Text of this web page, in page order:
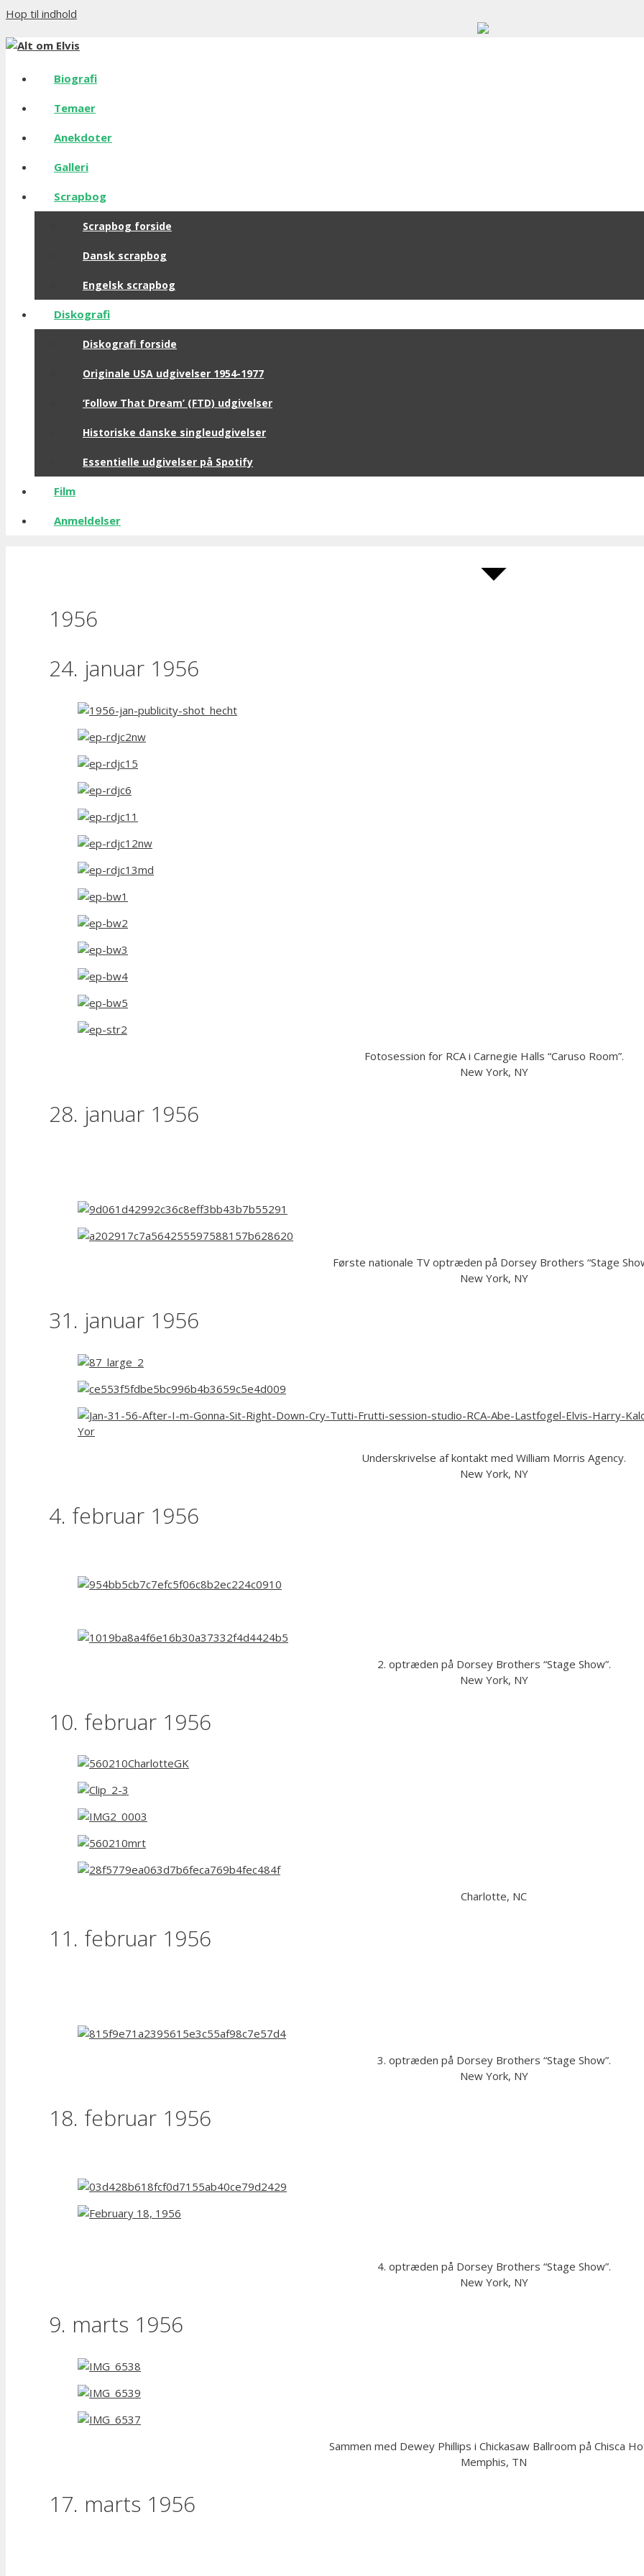
Hop til indhold
Biografi
Temaer
Anekdoter
Galleri
Scrapbog
Scrapbog forside
Dansk scrapbog
Engelsk scrapbog
Diskografi
Diskografi forside
Originale USA udgivelser 1954-1977
‘Follow That Dream’ (FTD) udgivelser
Historiske danske singleudgivelser
Essentielle udgivelser på Spotify
Film
Anmeldelser
1956
24. januar 1956
Fotosession for RCA i Carnegie Halls “Caruso Room”.
New York, NY
28. januar 1956
Første nationale TV optræden på Dorsey Brothers “Stage
New York, NY
31. januar 1956
Underskrivelse af kontakt med William Morris Agency.
New York, NY
4. februar 1956
2. optræden på Dorsey Brothers “Stage Show”.
New York, NY
10. februar 1956
Charlotte, NC
11. februar 1956
3. optræden på Dorsey Brothers “Stage Show”.
New York, NY
18. februar 1956
4. optræden på Dorsey Brothers “Stage Show”.
New York, NY
9. marts 1956
Sammen med Dewey Phillips i Chickasaw Ballroom på Chisca
Memphis, TN
17. marts 1956